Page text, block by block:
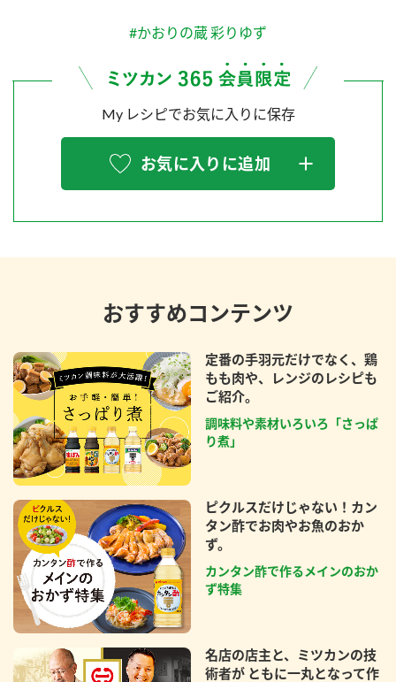
#かおりの蔵 彩りゆず
My レシピでお気に入りに保存
お気に入りに追加
おすすめコンテンツ
定番の手羽元だけでなく、鶏
もも肉や、レンジのレシピも
ご紹介。
調味料や素材いろいろ「さっぱ
り煮」
ピクルスだけじゃない！カン
タン酢でお肉やお魚のおか
ず。
カンタン酢で作るメインのおか
ず特集
名店の店主と、ミツカンの技
術者が ともに一丸となって作